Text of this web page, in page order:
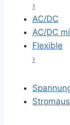
›
AC/DC
AC/DC
Flexible
›